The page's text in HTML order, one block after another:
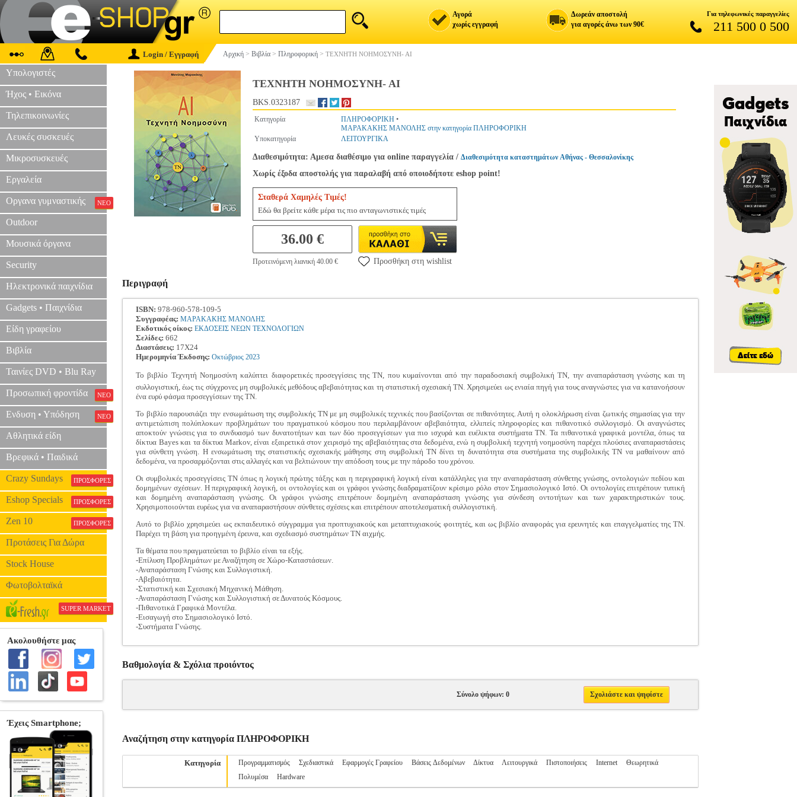
Αγορά
χωρίς εγγραφή
Δωρεάν αποστολή
για αγορές άνω των 90€
Για τηλεφωνικές παραγγελίες
211 500 0 500
Login / Εγγραφή Αρχική > Βιβλία > Πληροφορική > ΤΕΧΝΗΤΗ ΝΟΗΜΟΣΥΝΗ- ΑΙ
Υπολογιστές
Ήχος • Εικόνα
Τηλεπικοινωνίες
Λευκές συσκευές
Μικροσυσκευές
Εργαλεία
Οργανα γυμναστικής ΝΕΟ
Outdoor
Μουσικά όργανα
Security
Ηλεκτρονικά παιχνίδια
Gadgets • Παιχνίδια
Είδη γραφείου
Βιβλία
Ταινίες DVD • Blu Ray
Προσωπική φροντίδα ΝΕΟ
Ενδυση • Υπόδηση ΝΕΟ
Αθλητικά είδη
Βρεφικά • Παιδικά
Crazy Sundays ΠΡΟΣΦΟΡΕΣ
Eshop Specials ΠΡΟΣΦΟΡΕΣ
Zen 10 ΠΡΟΣΦΟΡΕΣ
Προτάσεις Για Δώρα
Stock House
Φωτοβολταϊκά
SUPER MARKET
ΤΕΧΝΗΤΗ ΝΟΗΜΟΣΥΝΗ- ΑΙ
BKS.0323187
Κατηγορία ΠΛΗΡΟΦΟΡΙΚΗ •
ΜΑΡΑΚΑΚΗΣ ΜΑΝΟΛΗΣ στην κατηγορία ΠΛΗΡΟΦΟΡΙΚΗ
Υποκατηγορία
ΛΕΙΤΟΥΡΓΙΚΑ
Διαθεσιμότητα: Αμεσα διαθέσιμο για online παραγγελία / Διαθεσιμότητα καταστημάτων Αθήνας - Θεσσαλονίκης
Χωρίς έξοδα αποστολής για παραλαβή από οποιοδήποτε eshop point!
Σταθερά Χαμηλές Τιμές!
Εδώ θα βρείτε κάθε μέρα τις πιο ανταγωνιστικές τιμές
36.00 €
Προτεινόμενη λιανική 40.00 € Προσθήκη στη wishlist
Περιγραφή
ISBN: 978-960-578-109-5
Συγγραφέας: ΜΑΡΑΚΑΚΗΣ ΜΑΝΟΛΗΣ
Εκδοτικός οίκος: ΕΚΔΟΣΕΙΣ ΝΕΩΝ ΤΕΧΝΟΛΟΓΙΩΝ
Σελίδες: 662
Διαστάσεις: 17Χ24
Ημερομηνία Έκδοσης: Οκτώβριος 2023
Το βιβλίο Τεχνητή Νοημοσύνη καλύπτει διαφορετικές προσεγγίσεις της ΤΝ, που κυμαίνονται από την παραδοσιακή συμβολική ΤΝ, την αναπαράσταση γνώσης και τη
συλλογιστική, έως τις σύγχρονες μη συμβολικές μεθόδους αβεβαιότητας και τη στατιστική σχεσιακή ΤΝ. Χρησιμεύει ως ενιαία πηγή για τους αναγνώστες για να κατανοήσουν
ένα ευρύ φάσμα προσεγγίσεων της ΤΝ.
Το βιβλίο παρουσιάζει την ενσωμάτωση της συμβολικής ΤΝ με μη συμβολικές τεχνικές που βασίζονται σε πιθανότητες. Αυτή η ολοκλήρωση είναι ζωτικής σημασίας για την
αντιμετώπιση πολύπλοκων προβλημάτων του πραγματικού κόσμου που περιλαμβάνουν αβεβαιότητα, ελλιπείς πληροφορίες και πιθανοτικό συλλογισμό. Οι αναγνώστες
αποκτούν γνώσεις για το συνδυασμό των δυνατοτήτων και των δύο προσεγγίσεων για πιο ισχυρά και ευέλικτα συστήματα TN. Τα πιθανοτικά γραφικά μοντέλα, όπως τα
δίκτυα Bayes και τα δίκτυα Markov, είναι εξαιρετικά στον χειρισμό της αβεβαιότητας στα δεδομένα, ενώ η συμβολική τεχνητή νοημοσύνη παρέχει πλούσιες αναπαραστάσεις
για σύνθετη γνώση. Η ενσωμάτωση της στατιστικής σχεσιακής μάθησης στη συμβολική ΤΝ δίνει τη δυνατότητα στα συστήματα της συμβολικής ΤΝ να μαθαίνουν από
δεδομένα, να προσαρμόζονται στις αλλαγές και να βελτιώνουν την απόδοση τους με την πάροδο του χρόνου.
Οι συμβολικές προσεγγίσεις ΤΝ όπως η λογική πρώτης τάξης και η περιγραφική λογική είναι κατάλληλες για την αναπαράσταση σύνθετης γνώσης, οντολογιών πεδίου και
δομημένων σχέσεων. Η περιγραφική λογική, οι οντολογίες και οι γράφοι γνώσης διαδραματίζουν κρίσιμο ρόλο στον Σημασιολογικό Ιστό. Οι οντολογίες επιτρέπουν τυπική
και δομημένη αναπαράσταση γνώσης. Οι γράφοι γνώσης επιτρέπουν δομημένη αναπαράσταση γνώσης για σύνδεση οντοτήτων και των χαρακτηριστικών τους.
Χρησιμοποιούνται ευρέως για να αναπαραστήσουν σύνθετες σχέσεις και επιτρέπουν αποτελεσματική συλλογιστική.
Αυτό το βιβλίο χρησιμεύει ως εκπαιδευτικό σύγγραμμα για προπτυχιακούς και μεταπτυχιακούς φοιτητές, και ως βιβλίο αναφοράς για ερευνητές και επαγγελματίες της ΤΝ.
Παρέχει τη βάση για προηγμένη έρευνα, και σχεδιασμό συστημάτων ΤΝ αιχμής.
Τα θέματα που πραγματεύεται το βιβλίο είναι τα εξής.
-Επίλυση Προβλημάτων με Αναζήτηση σε Χώρο-Καταστάσεων.
-Αναπαράσταση Γνώσης και Συλλογιστική.
-Αβεβαιότητα.
-Στατιστική και Σχεσιακή Μηχανική Μάθηση.
-Αναπαράσταση Γνώσης και Συλλογιστική σε Δυνατούς Κόσμους.
-Πιθανοτικά Γραφικά Μοντέλα.
-Εισαγωγή στο Σημασιολογικό Ιστό.
-Συστήματα Γνώσης.
Βαθμολογία & Σχόλια προιόντος
Σύνολο ψήφων: 0 Σχολιάστε και ψηφίστε
Αναζήτηση στην κατηγορία ΠΛΗΡΟΦΟΡΙΚΗ
Κατηγορία Προγραμματισμός Σχεδιαστικά Εφαρμογές Γραφείου Βάσεις Δεδομένων Δίκτυα Λειτουργικά Πιστοποιήσεις Internet
Θεωρητικά
Πολυμέσα
Hardware